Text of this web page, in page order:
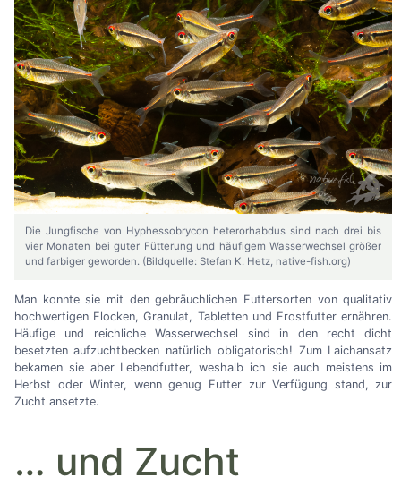
Die Jungfische von Hyphessobrycon heterorhabdus sind nach drei bis
vier Monaten bei guter Fütterung und häufigem Wasserwechsel größer
und farbiger geworden. (Bildquelle: Stefan K. Hetz, native-fish.org)
Man konnte sie mit den gebräuchlichen Futtersorten von qualitativ
hochwertigen Flocken, Granulat, Tabletten und Frostfutter ernähren.
Häufige und reichliche Wasserwechsel sind in den recht dicht
besetzten aufzuchtbecken natürlich obligatorisch! Zum Laichansatz
bekamen sie aber Lebendfutter, weshalb ich sie auch meistens im
Herbst oder Winter, wenn genug Futter zur Verfügung stand, zur
Zucht ansetzte.
… und Zucht